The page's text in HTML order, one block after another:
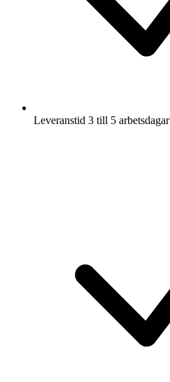
Leveranstid 3 till 5 arbetsdagar